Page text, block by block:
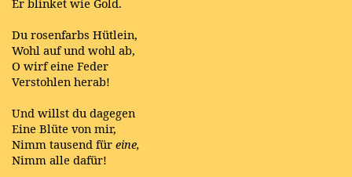
Du rosenfarbs Hütlein,
Wohl auf und wohl ab,
O wirf eine Feder
Verstohlen herab!
Und willst du dagegen
Eine Blüte von mir,
Nimm tausend für eine,
Nimm alle dafür!